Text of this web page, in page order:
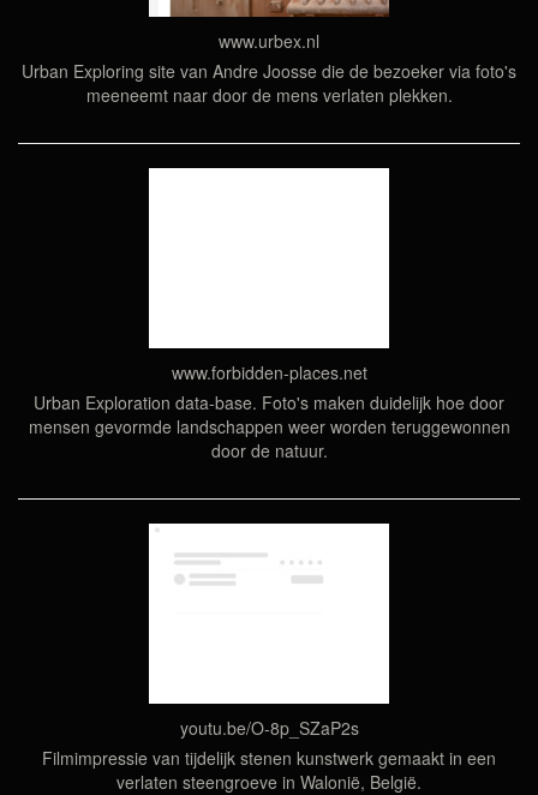
www.urbex.nl
Urban Exploring site van Andre Joosse die de bezoeker via foto's
meeneemt naar door de mens verlaten plekken.
www.forbidden-places.net
Urban Exploration data-base. Foto's maken duidelijk hoe door
mensen gevormde landschappen weer worden teruggewonnen
door de natuur.
youtu.be/O-8p_SZaP2s
Filmimpressie van tijdelijk stenen kunstwerk gemaakt in een
verlaten steengroeve in Walonië, België.